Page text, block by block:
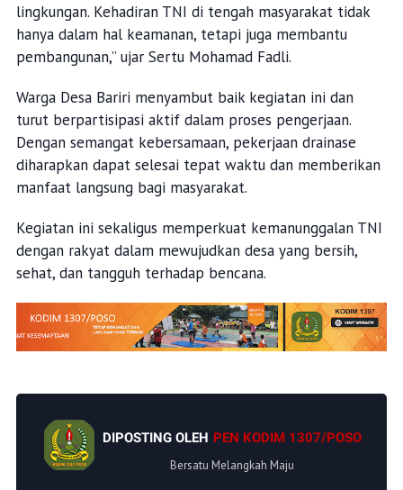
lingkungan. Kehadiran TNI di tengah masyarakat tidak
hanya dalam hal keamanan, tetapi juga membantu
pembangunan,” ujar Sertu Mohamad Fadli.
Warga Desa Bariri menyambut baik kegiatan ini dan
turut berpartisipasi aktif dalam proses pengerjaan.
Dengan semangat kebersamaan, pekerjaan drainase
diharapkan dapat selesai tepat waktu dan memberikan
manfaat langsung bagi masyarakat.
Kegiatan ini sekaligus memperkuat kemanunggalan TNI
dengan rakyat dalam mewujudkan desa yang bersih,
sehat, dan tangguh terhadap bencana.
DIPOSTING OLEH PEN KODIM 1307/POSO
Bersatu Melangkah Maju